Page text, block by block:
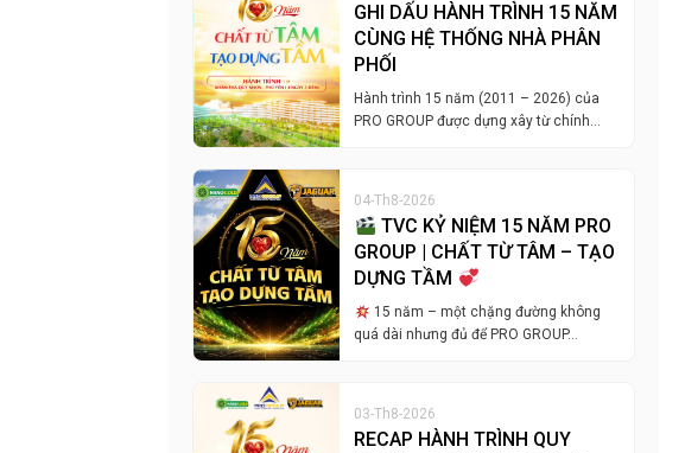
GHI DẤU HÀNH TRÌNH 15 NĂM
CÙNG HỆ THỐNG NHÀ PHÂN
PHỐI
Hành trình 15 năm (2011 – 2026) của
PRO GROUP được dựng xây từ chính…
04-Th8-2026
TVC KỶ NIỆM 15 NĂM PRO
GROUP | CHẤT TỪ TÂM – TẠO
DỰNG TẦM
15 năm – một chặng đường không
quá dài nhưng đủ để PRO GROUP…
03-Th8-2026
RECAP HÀNH TRÌNH QUY